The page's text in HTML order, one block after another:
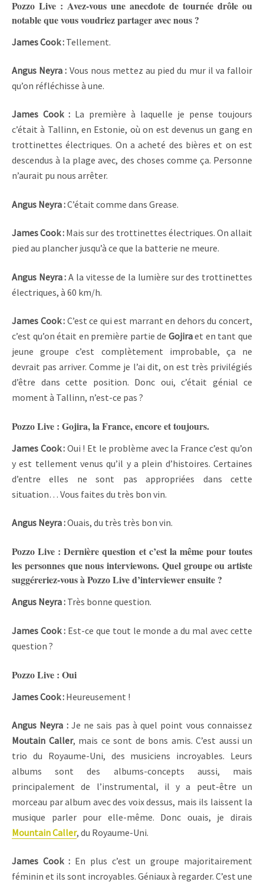
Pozzo Live : Avez-vous une anecdote de tournée drôle ou
notable que vous voudriez partager avec nous ?
James Cook : Tellement.
Angus Neyra : Vous nous mettez au pied du mur il va falloir
qu’on réfléchisse à une.
James Cook : La première à laquelle je pense toujours
c’était à Tallinn, en Estonie, où on est devenus un gang en
trottinettes électriques. On a acheté des bières et on est
descendus à la plage avec, des choses comme ça. Personne
n’aurait pu nous arrêter.
Angus Neyra :C’était comme dans Grease.
James Cook : Mais sur des trottinettes électriques. On allait
pied au plancher jusqu’à ce que la batterie ne meure.
Angus Neyra :A la vitesse de la lumière sur des trottinettes
électriques, à 60 km/h.
James Cook : C’est ce qui est marrant en dehors du concert,
c’est qu’on était en première partie de Gojiraet en tant que
jeune groupe c’est complètement improbable, ça ne
devrait pas arriver. Comme je l’ai dit, on est très privilégiés
d’être dans cette position. Donc oui, c’était génial ce
moment à Tallinn, n’est-ce pas ?
Pozzo Live : Gojira, la France, encore et toujours.
James Cook : Oui ! Et le problème avec la France c’est qu’on
y est tellement venus qu’il y a plein d’histoires. Certaines
d’entre elles ne sont pas appropriées dans cette
situation… Vous faites du très bon vin.
Angus Neyra :Ouais, du très très bon vin.
Pozzo Live : Dernière question et c’est la même pour toutes
les personnes que nous interviewons. Quel groupe ou artiste
suggéreriez-vous à Pozzo Live d’interviewer ensuite ?
Angus Neyra : Très bonne question.
James Cook :Est-ce que tout le monde a du mal avec cette
question ?
Pozzo Live : Oui
James Cook : Heureusement !
Angus Neyra : Je ne sais pas à quel point vous connaissez
Moutain Caller, mais ce sont de bons amis. C’est aussi un
trio du Royaume-Uni, des musiciens incroyables. Leurs
albums sont des albums-concepts aussi, mais
principalement de l’instrumental, il y a peut-être un
morceau par album avec des voix dessus, mais ils laissent la
musique parler pour elle-même. Donc ouais, je dirais
Mountain Caller, du Royaume-Uni.
James Cook : En plus c’est un groupe majoritairement
féminin et ils sont incroyables. Géniaux à regarder. C’est une